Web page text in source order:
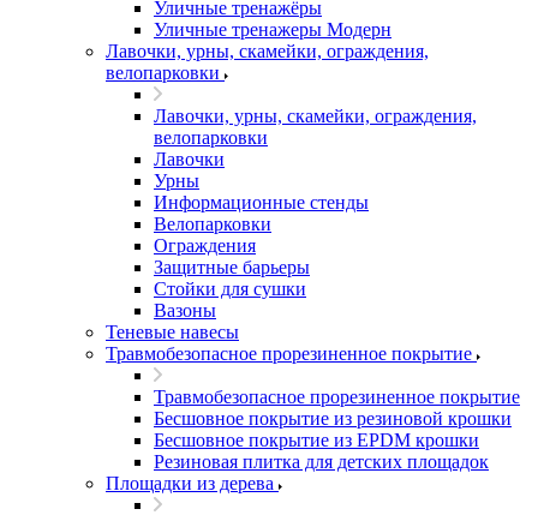
Уличные тренажёры
Уличные тренажеры Модерн
Лавочки, урны, скамейки, ограждения,
велопарковки
Лавочки, урны, скамейки, ограждения,
велопарковки
Лавочки
Урны
Информационные стенды
Велопарковки
Ограждения
Защитные барьеры
Стойки для сушки
Вазоны
Теневые навесы
Травмобезопасное прорезиненное покрытие
Травмобезопасное прорезиненное покрытие
Бесшовное покрытие из резиновой крошки
Бесшовное покрытие из EPDM крошки
Резиновая плитка для детских площадок
Площадки из дерева